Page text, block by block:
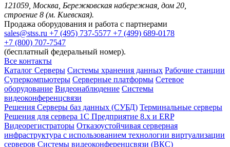
121059, Москва, Бережковская набережная, дом 20,
строение 8 (м. Киевская).
Продажа оборудования и работа с партнерами
sales@stss.ru +7 (495) 737-5577 +7 (499) 689-0178
+7 (800) 707-7547
(бесплатный федеральный номер).
Все контакты
Каталог Серверы Системы хранения данных Рабочие станции
Суперкомпьютеры Серверные платформы Сетевое
оборудование Видеонаблюдение Системы
видеоконференцсвязи
Решения Серверы баз данных (СУБД) Терминальные серверы
Решения для сервера 1С Предприятие 8.x и ERP
Видеорегистраторы Отказоустойчивая серверная
инфраструктура с использованием технологии виртуализации
серверов Системы видеоконференцсвязи (ВКС)